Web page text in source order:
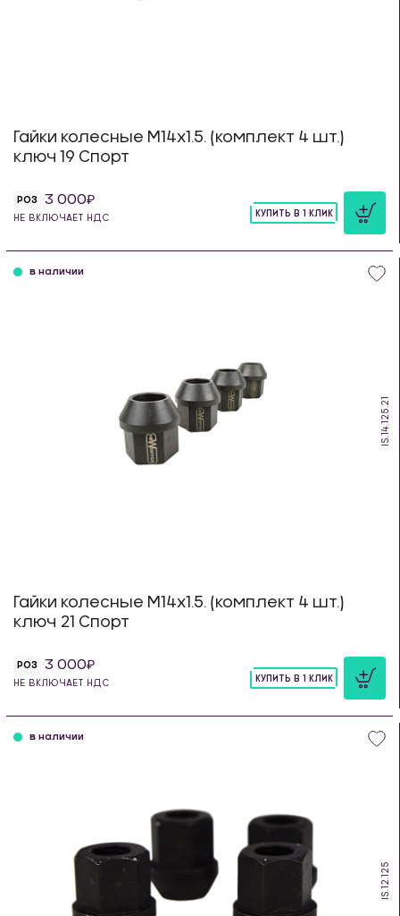
Гайки колесные М14х1.5. (комплект 4 шт.)
ключ 19 Спорт
РОЗ 3 000
НЕ ВКЛЮЧАЕТ НДС
КУПИТЬ В 1 КЛИК
IS.14.125.21
в наличии
Гайки колесные М14х1.5. (комплект 4 шт.)
ключ 21 Спорт
РОЗ 3 000
НЕ ВКЛЮЧАЕТ НДС
КУПИТЬ В 1 КЛИК
IS.12.125
в наличии